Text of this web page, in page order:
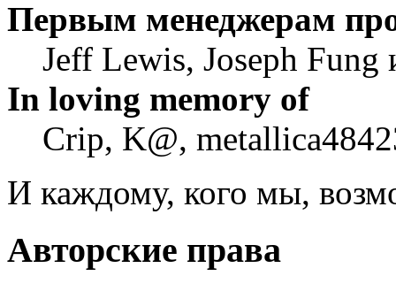
Первым менеджерам
Jeff Lewis, Joseph
In loving memory of
Crip, K@,
И каждому, кого мы,
Авторские права